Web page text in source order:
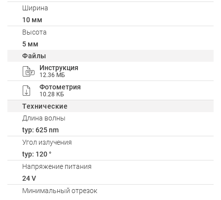
Ширина
10 мм
Высота
5 мм
Файлы
Инструкция
12.36 МБ
Фотометрия
10.28 КБ
Технические
Длина волны
typ: 625 nm
Угол излучения
typ: 120 °
Напряжение питания
24 V
Минимальный отрезок